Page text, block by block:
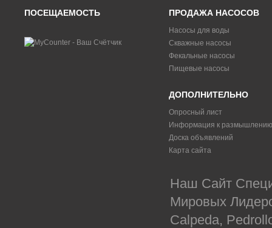
ПОСЕЩАЕМОСТЬ ПРОДАЖА НАСОСОВ
Насосы для воды
Скважные насосы
Фекальные насосы
Пищевые насосы
ДОПОЛНИТЕЛЬНО
Опросный лист
Информация к размышлению
Доска объявлений
Карта сайта
Наш Сайт
Мировых
Calpeda,